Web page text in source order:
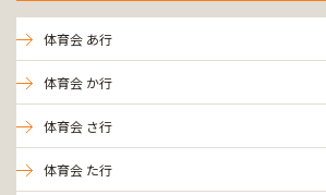
体育会 あ行
体育会 か行
体育会 さ行
体育会 た行